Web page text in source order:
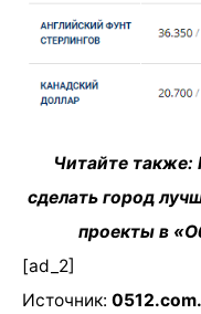
Читайте
сделать город
проекты в
[ad_2]
Источник: